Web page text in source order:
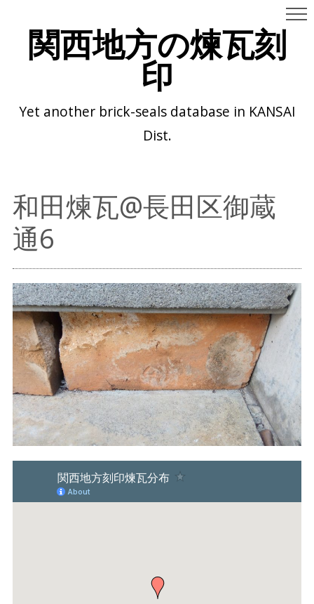
関西地方の煉瓦刻
印
Yet another brick-seals database in KANSAI
Dist.
和田煉瓦@長田区御蔵
通6